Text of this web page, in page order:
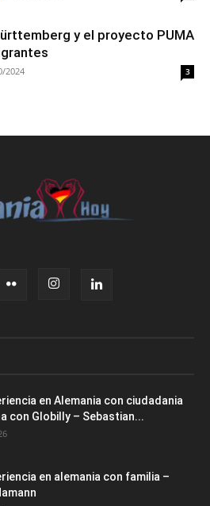
y el proyecto PUMA
2024 3
en Alemania con ciudadania
con Globilly – Sebastian...
en alemania con familia –